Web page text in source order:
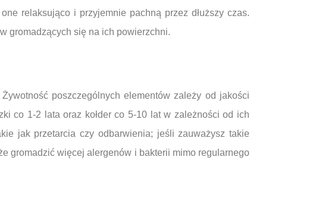
relaksująco i przyjemnie pachną przez dłuższy czas.
gromadzących się na ich powierzchni.
poszczególnych elementów zależy od jakości
co 1-2 lata oraz kołder co 5-10 lat w zależności od ich
jak przetarcia czy odbarwienia; jeśli zauważysz takie
gromadzić więcej alergenów i bakterii mimo regularnego